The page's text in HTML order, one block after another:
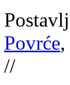
Povrće,
//